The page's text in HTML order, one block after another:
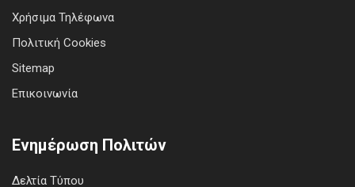
Χρήσιμα Τηλέφωνα
Πολιτική Cookies
Sitemap
Επικοινωνία
Ενημέρωση Πολιτών
Δελτία Τύπου